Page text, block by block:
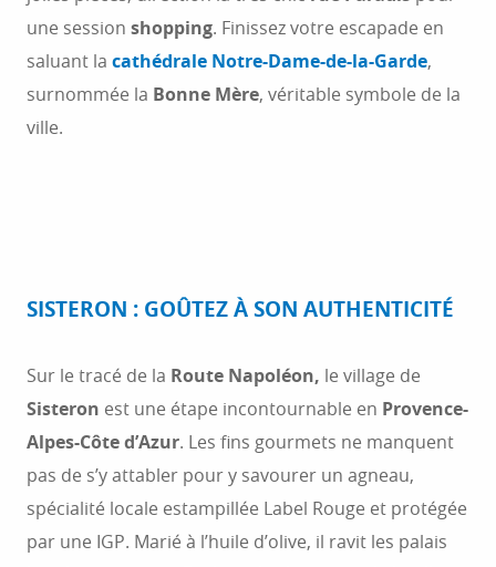
9 Cannes
10 Digne-les-Bains
une session shopping. Finissez votre escapade en
saluant la cathédrale Notre-Dame-de-la-Garde,
surnommée la Bonne Mère, véritable symbole de la
ville.
SISTERON : GOÛTEZ À SON AUTHENTICITÉ
Sur le tracé de la Route Napoléon, le village de
Sisteron est une étape incontournable en Provence-
Alpes-Côte d’Azur. Les fins gourmets ne manquent
pas de s’y attabler pour y savourer un agneau,
spécialité locale estampillée Label Rouge et protégée
par une IGP. Marié à l’huile d’olive, il ravit les palais